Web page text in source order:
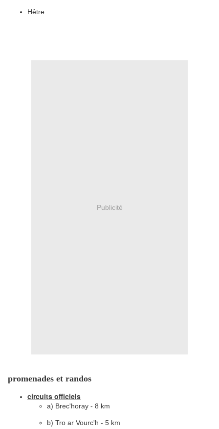
Hêtre
Publicité
promenades et randos
circuits officiels
a) Brec'horay - 8 km
b) Tro ar Vourc'h - 5 km